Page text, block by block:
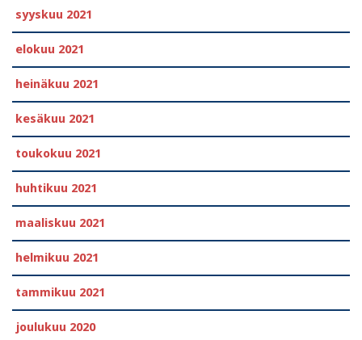
syyskuu 2021
elokuu 2021
heinäkuu 2021
kesäkuu 2021
toukokuu 2021
huhtikuu 2021
maaliskuu 2021
helmikuu 2021
tammikuu 2021
joulukuu 2020